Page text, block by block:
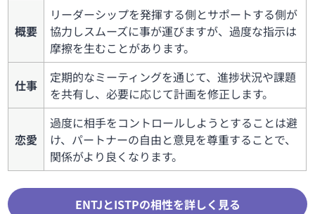
概要
リーダーシップを発揮する側とサポートする側が
協力しスムーズに事が運びますが、過度な指示は
摩擦を生むことがあります。
仕事
定期的なミーティングを通じて、進捗状況や課題
を共有し、必要に応じて計画を修正します。
恋愛
過度に相手をコントロールしようとすることは避
け、パートナーの自由と意見を尊重することで、
関係がより良くなります。
ENTJとISTPの相性を詳しく見る